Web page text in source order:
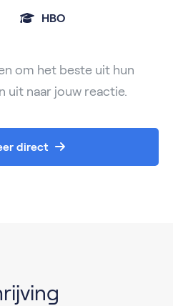
HBO
om het beste uit hun
uit naar jouw reactie.
direct